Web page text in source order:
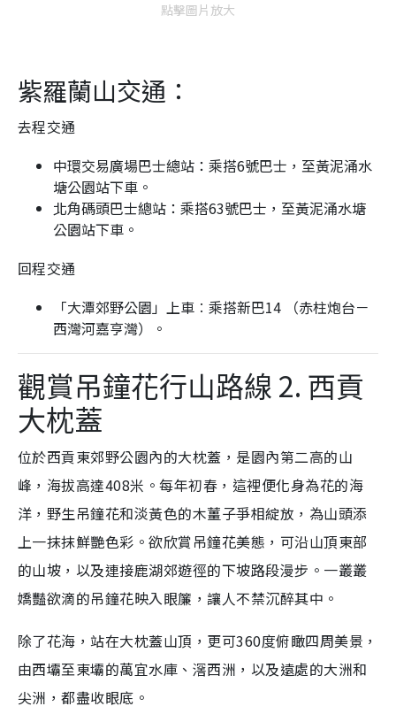
點擊圖片放大
紫羅蘭山交通：
去程交通
中環交易廣場巴士總站：乘搭6號巴士，至黃泥涌水
塘公園站下車。
北角碼頭巴士總站：乘搭63號巴士，至黃泥涌水塘
公園站下車。
回程交通
「大潭郊野公園」上車︰ 乘搭新巴14 （赤柱炮台－
西灣河嘉亨灣）。
觀賞吊鐘花行山路線 2. 西貢
大枕蓋
位於西貢東郊野公園內的大枕蓋，是園內第二高的山
峰，海拔高達408米。每年初春，這裡便化身為花的海
洋，野生吊鐘花和淡黃色的木薑子爭相綻放，為山頭添
上一抹抹鮮艷色彩。欲欣賞吊鐘花美態，可沿山頂東部
的山坡，以及連接鹿湖郊遊徑的下坡路段漫步。一叢叢
嬌豔欲滴的吊鐘花映入眼簾，讓人不禁沉醉其中。
除了花海，站在大枕蓋山頂，更可360度俯瞰四周美景，
由西壩至東壩的萬宜水庫、滘西洲，以及遠處的大洲和
尖洲，都盡收眼底。